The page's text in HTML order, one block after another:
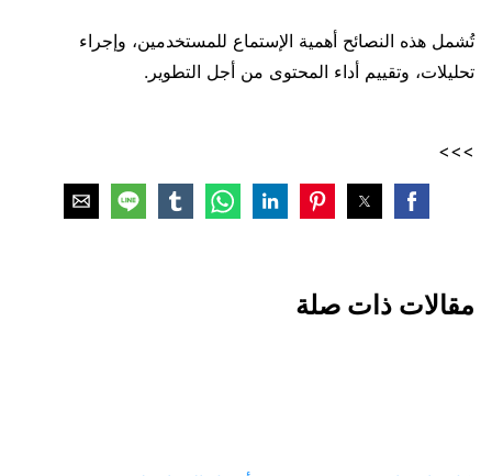
تُشمل هذه النصائح أهمية الإستماع للمستخدمين، وإجراء
تحليلات، وتقييم أداء المحتوى من أجل التطوير.
>>>
مقالات ذات صلة